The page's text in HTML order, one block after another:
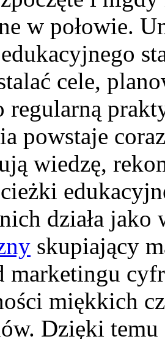
w połowie.
cele,
regularną
powstaje
wiedzę,
działa
skupiający
marketingu
miękkich
Dzięki